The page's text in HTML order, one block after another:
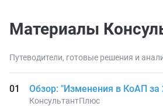
Материалы
Путеводители, готовые решения и
Обзор: "Изменения в КоАП за
КонсультантПлюс